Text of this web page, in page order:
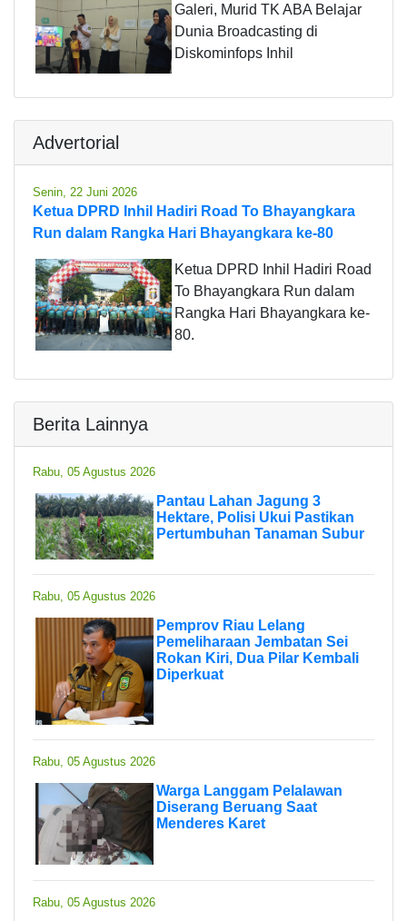
Galeri, Murid TK ABA Belajar
Dunia Broadcasting di
Diskominfops Inhil
Advertorial
Senin, 22 Juni 2026
Ketua DPRD Inhil Hadiri Road To Bhayangkara
Run dalam Rangka Hari Bhayangkara ke-80
Ketua DPRD Inhil Hadiri Road
To Bhayangkara Run dalam
Rangka Hari Bhayangkara ke-
80.
Berita Lainnya
Rabu, 05 Agustus 2026
Pantau Lahan Jagung 3
Hektare, Polisi Ukui Pastikan
Pertumbuhan Tanaman Subur
Rabu, 05 Agustus 2026
Pemprov Riau Lelang
Pemeliharaan Jembatan Sei
Rokan Kiri, Dua Pilar Kembali
Diperkuat
Rabu, 05 Agustus 2026
Warga Langgam Pelalawan
Diserang Beruang Saat
Menderes Karet
Rabu, 05 Agustus 2026